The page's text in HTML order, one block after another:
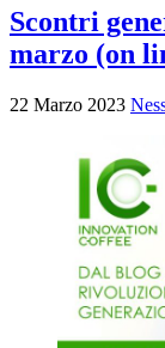
Scontri
marzo (on
22 Marzo 2023